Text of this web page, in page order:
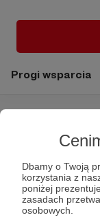
Dbamy o Twoją
korzystania z
poniżej
zasadach
osobowych.
Progi wsparcia